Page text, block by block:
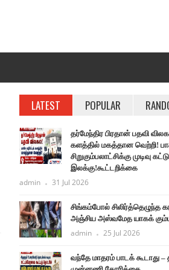
LATEST POPULAR
தர்மேந்திர பிரதான் பதவி
களத்தில் மகத்தான வெற்றி!
சிறுகும்பலாட்சிக்கு முடிவு
இலக்கு!கூட்டறிக்கை
admin 31 Jul 2026
சிங்கம்போல் சிலிர்த்தெழுந்த
அஞ்சிய அஸ்வமேத யாகக்
admin 25 Jul 2026
வந்தே மாதரம் பாடக் கூடாது